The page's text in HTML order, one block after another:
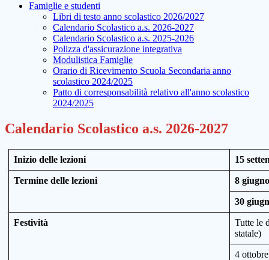
Famiglie e studenti
Libri di testo anno scolastico 2026/2027
Calendario Scolastico a.s. 2026-2027
Calendario Scolastico a.s. 2025-2026
Polizza d'assicurazione integrativa
Modulistica Famiglie
Orario di Ricevimento Scuola Secondaria anno
scolastico 2024/2025
Patto di corresponsabilità relativo all'anno scolastico
2024/2025
Calendario Scolastico a.s. 2026-2027
Inizio delle lezioni 15
Termine delle lezioni 8
30
Festività
Tutte le
statale)
4